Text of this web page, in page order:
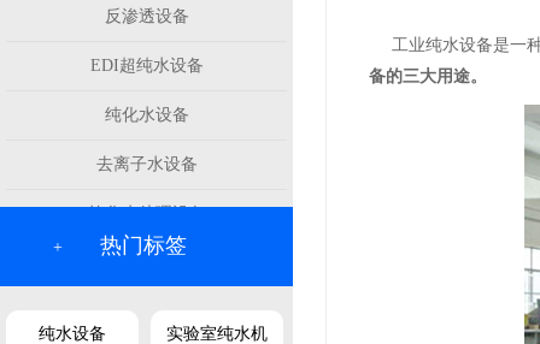
反渗透设备
EDI超纯水设备
纯化水设备
去离子水设备
+
热门标签
纯水设备 实验室纯水机
工业纯水设备是一种
备的三大用途。